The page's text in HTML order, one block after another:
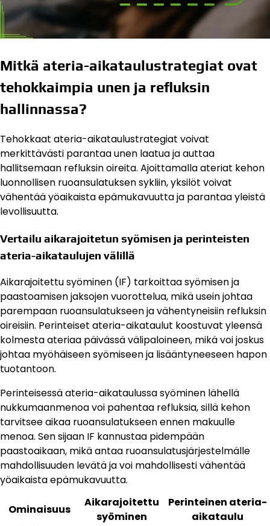
Mitkä ateria-aikataulustrategiat ovat
tehokkaimpia unen ja refluksin
hallinnassa?
Tehokkaat ateria-aikataulustrategiat voivat
merkittävästi parantaa unen laatua ja auttaa
hallitsemaan refluksin oireita. Ajoittamalla ateriat kehon
luonnollisen ruoansulatuksen sykliin, yksilöt voivat
vähentää yöaikaista epämukavuutta ja parantaa yleistä
levollisuutta.
Vertailu aikarajoitetun syömisen ja perinteisten
ateria-aikataulujen välillä
Aikarajoitettu syöminen (IF) tarkoittaa syömisen ja
paastoamisen jaksojen vuorottelua, mikä usein johtaa
parempaan ruoansulatukseen ja vähentyneisiin refluksin
oireisiin. Perinteiset ateria-aikataulut koostuvat yleensä
kolmesta ateriaa päivässä välipaloineen, mikä voi joskus
johtaa myöhäiseen syömiseen ja lisääntyneeseen hapon
tuotantoon.
Perinteisessä ateria-aikataulussa syöminen lähellä
nukkumaanmenoa voi pahentaa refluksia, sillä kehon
tarvitsee aikaa ruoansulatukseen ennen makuulle
menoa. Sen sijaan IF kannustaa pidempään
paastoaikaan, mikä antaa ruoansulatusjärjestelmälle
mahdollisuuden levätä ja voi mahdollisesti vähentää
yöaikaista epämukavuutta.
Ominaisuus
Aikarajoitettu
syöminen
Perinteinen ateria-
aikataulu